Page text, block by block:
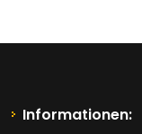
Informationen: